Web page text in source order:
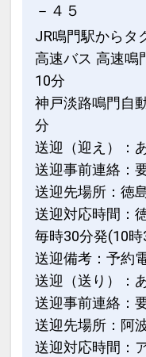
－４５
JR鳴門駅からタ
高速バス 高速鳴
10分
神戸淡路鳴門自
分
送迎（迎え）：
送迎事前連絡：
送迎先場所：徳
送迎対応時間：
毎時30分発(10
送迎備考：予約
送迎（送り）：
送迎事前連絡：
送迎先場所：阿
送迎対応時間：